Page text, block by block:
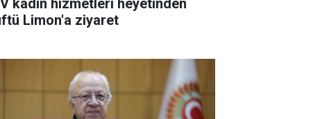
kadın hizmetleri heyetinden
Limon'a ziyaret